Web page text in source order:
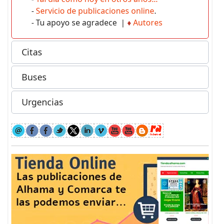
-Servicio de publicaciones online.
- Tu apoyo se agradece | ♦Autores
Citas
Buses
Urgencias